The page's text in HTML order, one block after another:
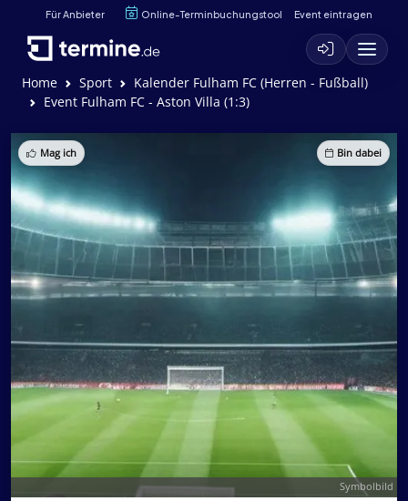
Für Anbieter Online-Terminbuchungstool Event eintragen
Home Sport
Kalender Fulham FC (Herren - Fußball)
Event Fulham FC - Aston Villa (1:3)
Mag ich Bin dabei
Symbolbild